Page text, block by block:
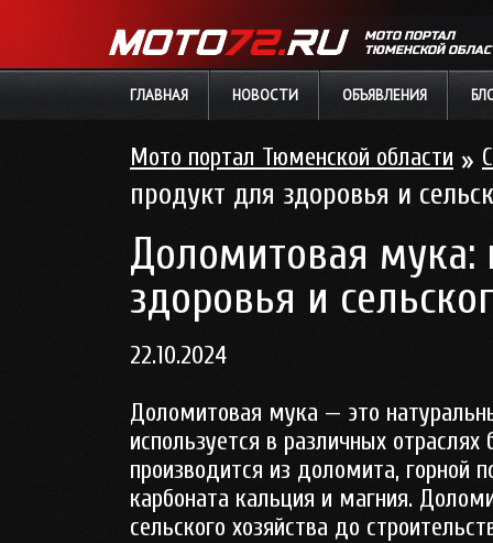
МОТО ПОРТАЛ
ТЮМЕНСКОЙ
ГЛАВНАЯ НОВОСТИ ОБЪЯВЛЕНИЯ
Мото портал Тюменской области »
продукт для здоровья и
Доломитовая мука:
здоровья и
22.10.2024
Доломитовая мука — это
используется в различных
производится из доломита, горной
карбоната кальция и магния.
сельского хозяйства до